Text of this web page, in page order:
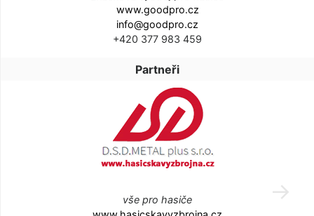
www.goodpro.cz
info@goodpro.cz
+420 377 983 459
Partneři
vše pro hasiče